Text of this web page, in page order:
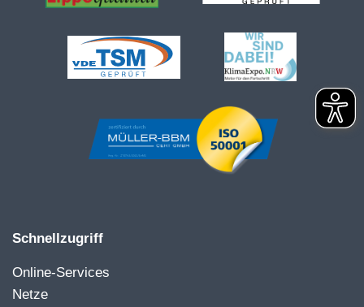
Schnellzugriff
Online-Services
Netze